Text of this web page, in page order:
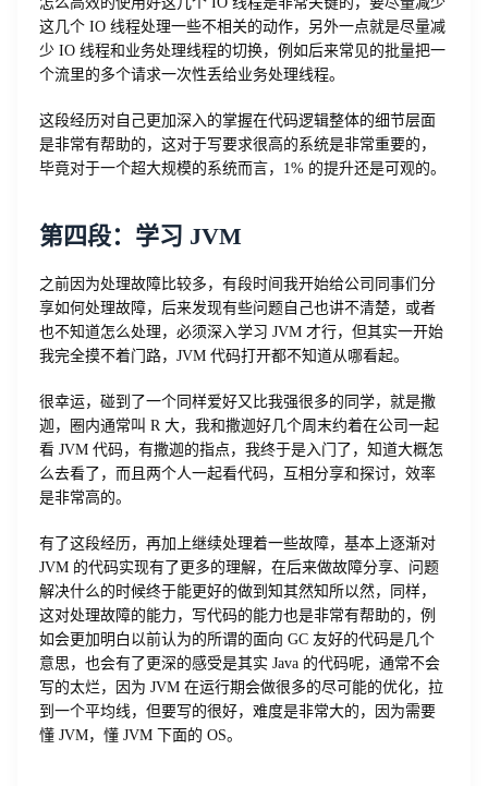
这几个 IO 线程处理一些不相关的动作，另外一点就是尽量减
少 IO 线程和业务处理线程的切换，例如后来常见的批量把一
个流里的多个请求一次性丢给业务处理线程。
这段经历对自己更加深入的掌握在代码逻辑整体的细节层面
是非常有帮助的，这对于写要求很高的系统是非常重要的，
毕竟对于一个超大规模的系统而言，1% 的提升还是可观的。
第四段：学习 JVM
之前因为处理故障比较多，有段时间我开始给公司同事们分
享如何处理故障，后来发现有些问题自己也讲不清楚，或者
也不知道怎么处理，必须深入学习 JVM 才行，但其实一开始
我完全摸不着门路，JVM 代码打开都不知道从哪看起。
很幸运，碰到了一个同样爱好又比我强很多的同学，就是撒
迦，圈内通常叫 R 大，我和撒迦好几个周末约着在公司一起
看 JVM 代码，有撒迦的指点，我终于是入门了，知道大概怎
么去看了，而且两个人一起看代码，互相分享和探讨，效率
是非常高的。
有了这段经历，再加上继续处理着一些故障，基本上逐渐对
JVM 的代码实现有了更多的理解，在后来做故障分享、问题
解决什么的时候终于能更好的做到知其然知所以然，同样，
这对处理故障的能力，写代码的能力也是非常有帮助的，例
如会更加明白以前认为的所谓的面向 GC 友好的代码是几个
意思，也会有了更深的感受是其实 Java 的代码呢，通常不会
写的太烂，因为 JVM 在运行期会做很多的尽可能的优化，拉
到一个平均线，但要写的很好，难度是非常大的，因为需要
懂 JVM，懂 JVM 下面的 OS。